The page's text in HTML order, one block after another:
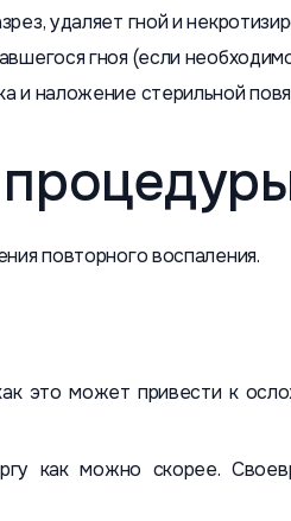
удаляет гной и
гноя (если
и наложение стерильной
повторного воспаления.
это может привести к
как можно скорее.